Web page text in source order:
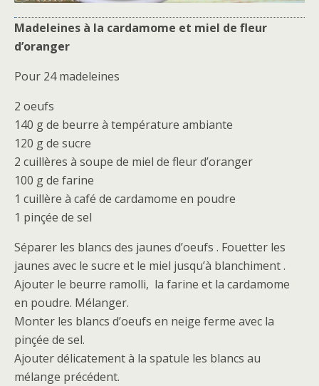
Madeleines à la cardamome et miel de fleur
d’oranger
Pour 24 madeleines
2 oeufs
140 g de beurre à température ambiante
120 g de sucre
2 cuillères à soupe de miel de fleur d’oranger
100 g de farine
1 cuillère à café de cardamome en poudre
1 pinçée de sel
Séparer les blancs des jaunes d’oeufs . Fouetter les
jaunes avec le sucre et le miel jusqu’à blanchiment .
Ajouter le beurre ramolli, la farine et la cardamome
en poudre. Mélanger.
Monter les blancs d’oeufs en neige ferme avec la
pinçée de sel.
Ajouter délicatement à la spatule les blancs au
mélange précédent.